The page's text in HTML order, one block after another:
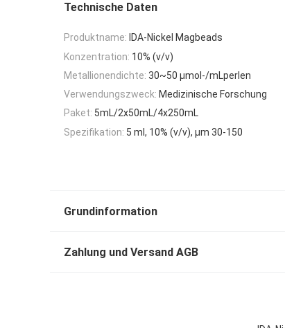
Technische Daten
Produktname: IDA-Nickel Magbeads
Konzentration: 10% (v/v)
Metallionendichte: 30~50 μmol-/mLperlen
Verwendungszweck: Medizinische Forschung
Paket: 5mL/2x50mL/4x250mL
Spezifikation: 5 ml, 10% (v/v), μm 30-150
Grundinformation
Zahlung und Versand AGB